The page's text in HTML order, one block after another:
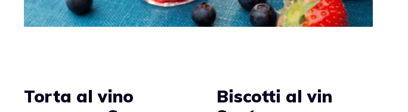
Torta al vino
Biscotti al vin